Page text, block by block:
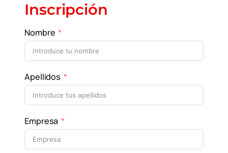
Inscripción
Nombre
Apellidos
Empresa